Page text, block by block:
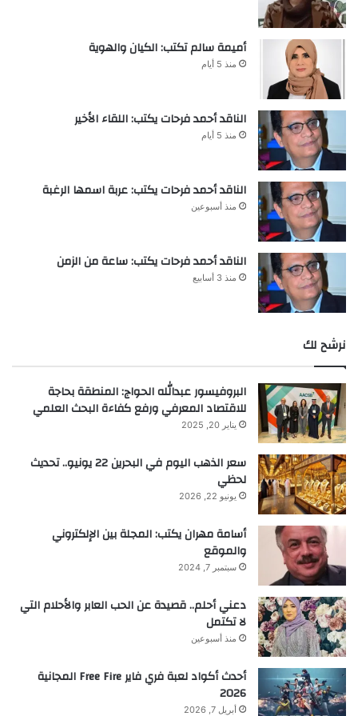
أميمة سالم تكتب: الكيان والهوية
منذ 5 أيام
الناقد أحمد فرحات يكتب: اللقاء الأخير
منذ 5 أيام
الناقد أحمد فرحات يكتب: عربة اسمها الرغبة
منذ أسبوعين
الناقد أحمد فرحات يكتب: ساعة من الزمن
منذ 3 أسابيع
نرشح لك
البروفيسور عبدالله الحواج: المنطقة بحاجة
للاقتصاد المعرفي ورفع كفاءة البحث العلمي
يناير 20, 2025
سعر الذهب اليوم في البحرين 22 يونيو.. تحديث
لحظي
يونيو 22, 2026
أسامة مهران يكتب: المجلة بين الإلكتروني
والموقع
سبتمبر 7, 2024
دعني أحلم.. قصيدة عن الحب العابر والأحلام التي
لا تكتمل
منذ أسبوعين
أحدث أكواد لعبة فري فاير Free Fire المجانية
2026
أبريل 7, 2026